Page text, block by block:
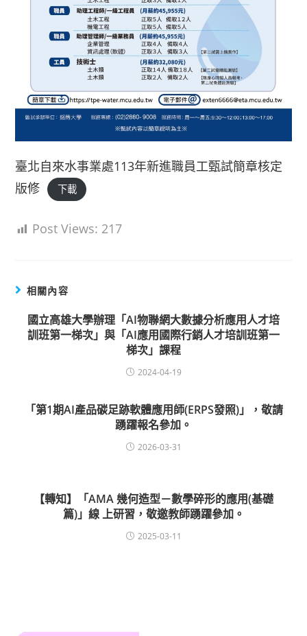
臺北自來水事業處113年新進職員工甄試簡章核定
版修
下載
Post Views: 217
相關內容
國立高雄大學辦理「AI物聯網大數據分析應用人才培
訓班第一梯次」與「AI應用國際行銷人才培訓班第一
梯次」課程
2024-04-19
「第1期AI產品碳足跡軟體應用師(ERPS發照)」，敬請
踴躍報名參加。
2026-03-31
【轉知】「AMA 幾何造型－數學碎形的應用(基礎
篇)」線 上研習，敬邀教師踴躍參加。
2025-03-11